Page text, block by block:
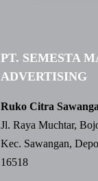
PT. SEMESTA
ADVERTISING
Ruko Citra
Jl. Raya Muchtar,
Kec. Sawangan,
16518